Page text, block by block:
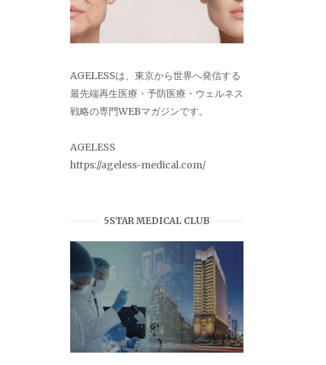
AGELESSは、東京から世界へ発信する
最先端再生医療・予防医療・ウェルネス
戦略の専門WEBマガジンです。
AGELESS
https://ageless-medical.com/
5STAR MEDICAL CLUB